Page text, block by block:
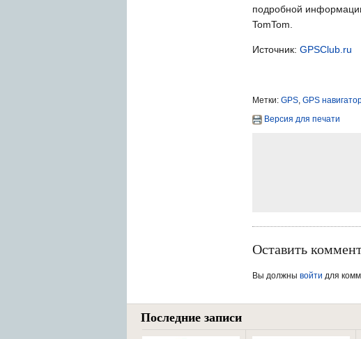
подробной
TomTom.
Источник: GPSClub.ru
Метки: GPS GPS
Версия для печати
Оставить
Вы должны войти для
Последние записи